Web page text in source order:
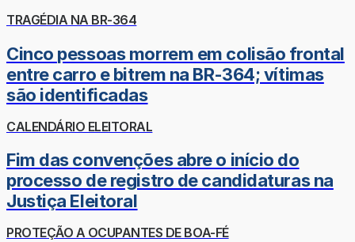
TRAGÉDIA NA BR-364
Cinco pessoas morrem em colisão frontal
entre carro e bitrem na BR-364; vítimas
são identificadas
CALENDÁRIO ELEITORAL
Fim das convenções abre o início do
processo de registro de candidaturas na
Justiça Eleitoral
PROTEÇÃO A OCUPANTES DE BOA-FÉ